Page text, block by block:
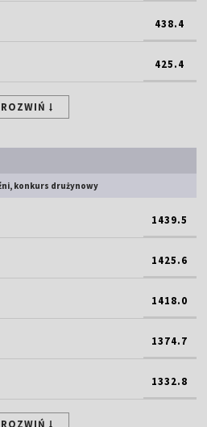
438.4
425.4
ROZWIŃ
konkurs drużynowy
1439.5
1425.6
1418.0
1374.7
1332.8
ROZWIŃ